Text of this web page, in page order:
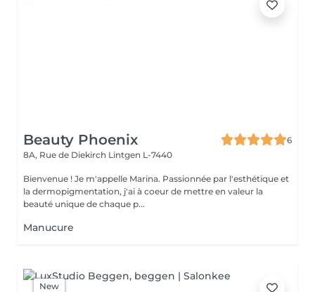
Beauty Phoenix
6
8A, Rue de Diekirch Lintgen L-7440
Bienvenue ! Je m'appelle Marina. Passionnée par l'esthétique et
la dermopigmentation, j'ai à coeur de mettre en valeur la
beauté unique de chaque p...
Manucure
New